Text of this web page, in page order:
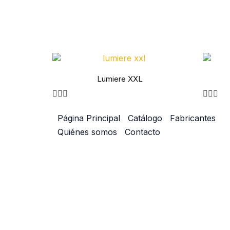
Lumiere XXL
Página Principal Catálogo
Fabricantes
Quiénes somos
Contacto